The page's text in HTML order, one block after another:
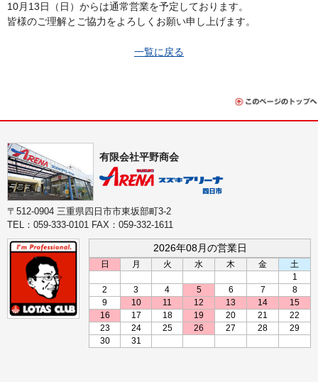
10月13日（日）からは通常営業を予定しております。
皆様のご理解とご協力をよろしくお願い申し上げます。
一覧に戻る
有限会社平野商会
〒512-0904 三重県四日市市東坂部町3-2
TEL：059-333-0101 FAX：059-332-1611
2026年08月の営業日
日 月 火 水 木 金
土
1
2
3 4 5 6 7
8
9
10 11 12 13 14
15
16
17 18 19 20 21
22
23
24 25 26 27 28
29
30
31